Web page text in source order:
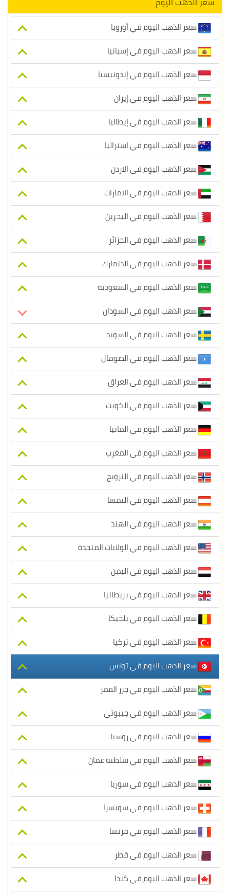
سعر الذهب اليوم في أوروبا
سعر الذهب اليوم في إسبانيا
سعر الذهب اليوم في إندونيسيا
سعر الذهب اليوم في إيران
سعر الذهب اليوم في إيطاليا
سعر الذهب اليوم في استراليا
سعر الذهب اليوم في الاردن
سعر الذهب اليوم في الامارات
سعر الذهب اليوم في البحرين
سعر الذهب اليوم في الجزائر
سعر الذهب اليوم في الدنمارك
سعر الذهب اليوم في السعودية
سعر الذهب اليوم في السودان
سعر الذهب اليوم في السويد
سعر الذهب اليوم في الصومال
سعر الذهب اليوم في العراق
سعر الذهب اليوم في الكويت
سعر الذهب اليوم في المانيا
سعر الذهب اليوم في المغرب
سعر الذهب اليوم في النرويج
سعر الذهب اليوم في النمسا
سعر الذهب اليوم في الهند
سعر الذهب اليوم في الولايات المتحدة
سعر الذهب اليوم في اليمن
سعر الذهب اليوم في بريطانيا
سعر الذهب اليوم في بلجيكا
سعر الذهب اليوم في تركيا
سعر الذهب اليوم في تونس
سعر الذهب اليوم في جزر القمر
سعر الذهب اليوم في جيبوتي
سعر الذهب اليوم في روسيا
سعر الذهب اليوم في سلطنة عمان
سعر الذهب اليوم في سوريا
سعر الذهب اليوم في سويسرا
سعر الذهب اليوم في فرنسا
سعر الذهب اليوم في قطر
سعر الذهب اليوم في كندا